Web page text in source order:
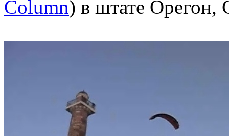
Column) в штате